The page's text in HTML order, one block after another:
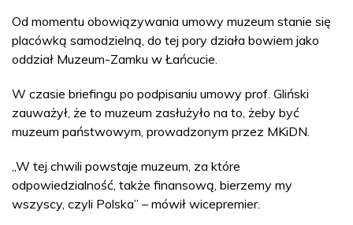
Od momentu obowiązywania umowy muzeum stanie się
placówką samodzielną, do tej pory działa bowiem jako
oddział Muzeum-Zamku w Łańcucie.
W czasie briefingu po podpisaniu umowy prof. Gliński
zauważył, że to muzeum zasłużyło na to, żeby być
muzeum państwowym, prowadzonym przez MKiDN.
„W tej chwili powstaje muzeum, za które
odpowiedzialność, także finansową, bierzemy my
wszyscy, czyli Polska” – mówił wicepremier.